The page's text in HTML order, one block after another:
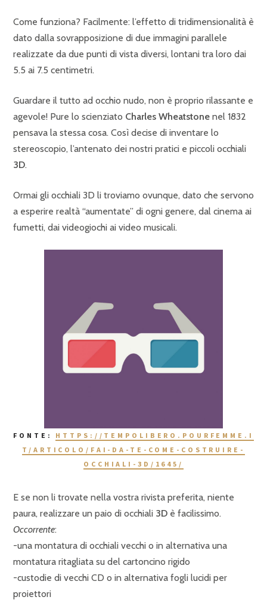
Come funziona? Facilmente: l’effetto di tridimensionalità è
dato dalla sovrapposizione di due immagini parallele
realizzate da due punti di vista diversi, lontani tra loro dai
5.5 ai 7.5 centimetri.
Guardare il tutto ad occhio nudo, non è proprio rilassante e
agevole! Pure lo scienziato Charles Wheatstone nel 1832
pensava la stessa cosa. Così decise di inventare lo
stereoscopio, l’antenato dei nostri pratici e piccoli occhiali
3D.
Ormai gli occhiali 3D li troviamo ovunque, dato che servono
a esperire realtà “aumentate” di ogni genere, dal cinema ai
fumetti, dai videogiochi ai video musicali.
FONTE: HTTPS://TEMPOLIBERO.POURFEMME.I
T/ARTICOLO/FAI-DA-TE-COME-COSTRUIRE-
OCCHIALI-3D/1645/
E se non li trovate nella vostra rivista preferita, niente
paura, realizzare un paio di occhiali 3D è facilissimo.
Occorrente:
-una montatura di occhiali vecchi o in alternativa una
montatura ritagliata su del cartoncino rigido
-custodie di vecchi CD o in alternativa fogli lucidi per
proiettori